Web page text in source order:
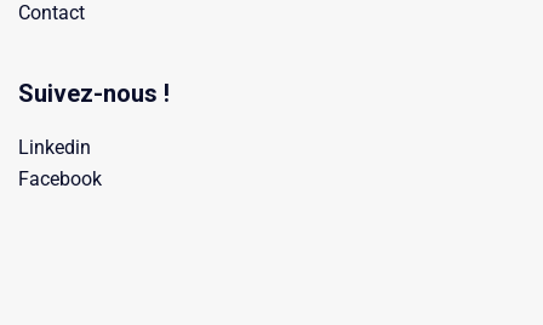
Contact
Suivez-nous !
Linkedin
Facebook